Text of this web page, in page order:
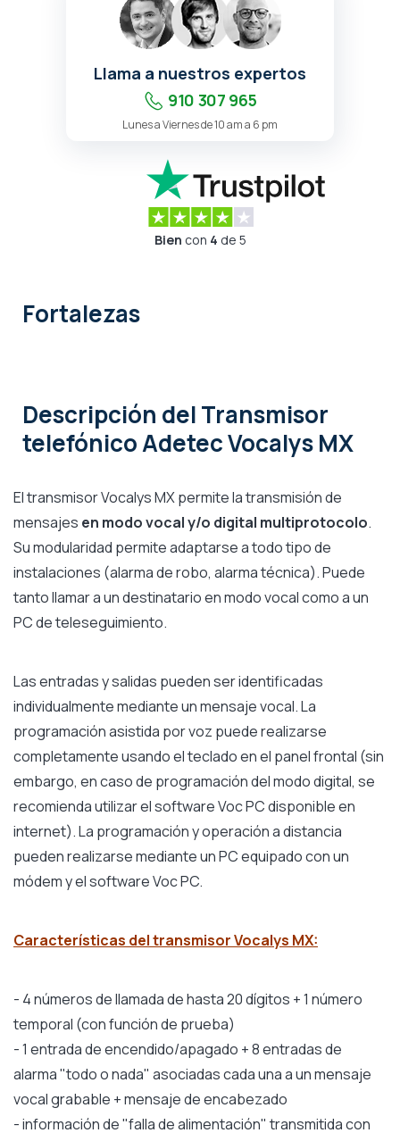
Llama a nuestros expertos
910 307 965
Lunes a Viernes de 10 am a 6 pm
Bien con 4 de 5
Fortalezas
Descripción del Transmisor
telefónico Adetec Vocalys MX
El transmisor Vocalys MX permite la transmisión de
mensajes en modo vocal y/o digital multiprotocolo.
Su modularidad permite adaptarse a todo tipo de
instalaciones (alarma de robo, alarma técnica). Puede
tanto llamar a un destinatario en modo vocal como a un
PC de teleseguimiento.
Las entradas y salidas pueden ser identificadas
individualmente mediante un mensaje vocal. La
programación asistida por voz puede realizarse
completamente usando el teclado en el panel frontal (sin
embargo, en caso de programación del modo digital, se
recomienda utilizar el software Voc PC disponible en
internet). La programación y operación a distancia
pueden realizarse mediante un PC equipado con un
módem y el software Voc PC.
Características del transmisor Vocalys MX:
- 4 números de llamada de hasta 20 dígitos + 1 número
temporal (con función de prueba)
- 1 entrada de encendido/apagado + 8 entradas de
alarma "todo o nada" asociadas cada una a un mensaje
vocal grabable + mensaje de encabezado
- información de "falla de alimentación" transmitida con